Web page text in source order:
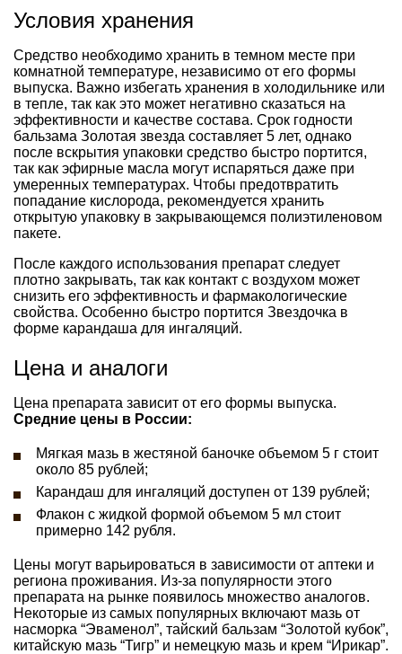
Условия хранения
Средство необходимо хранить в темном месте при
комнатной температуре, независимо от его формы
выпуска. Важно избегать хранения в холодильнике или
в тепле, так как это может негативно сказаться на
эффективности и качестве состава. Срок годности
бальзама Золотая звезда составляет 5 лет, однако
после вскрытия упаковки средство быстро портится,
так как эфирные масла могут испаряться даже при
умеренных температурах. Чтобы предотвратить
попадание кислорода, рекомендуется хранить
открытую упаковку в закрывающемся полиэтиленовом
пакете.
После каждого использования препарат следует
плотно закрывать, так как контакт с воздухом может
снизить его эффективность и фармакологические
свойства. Особенно быстро портится Звездочка в
форме карандаша для ингаляций.
Цена и аналоги
Цена препарата зависит от его формы выпуска.
Средние цены в России:
Мягкая мазь в жестяной баночке объемом 5 г стоит
около 85 рублей;
Карандаш для ингаляций доступен от 139 рублей;
Флакон с жидкой формой объемом 5 мл стоит
примерно 142 рубля.
Цены могут варьироваться в зависимости от аптеки и
региона проживания. Из-за популярности этого
препарата на рынке появилось множество аналогов.
Некоторые из самых популярных включают мазь от
насморка “Эваменол”, тайский бальзам “Золотой кубок”,
китайскую мазь “Тигр” и немецкую мазь и крем “Ирикар”.